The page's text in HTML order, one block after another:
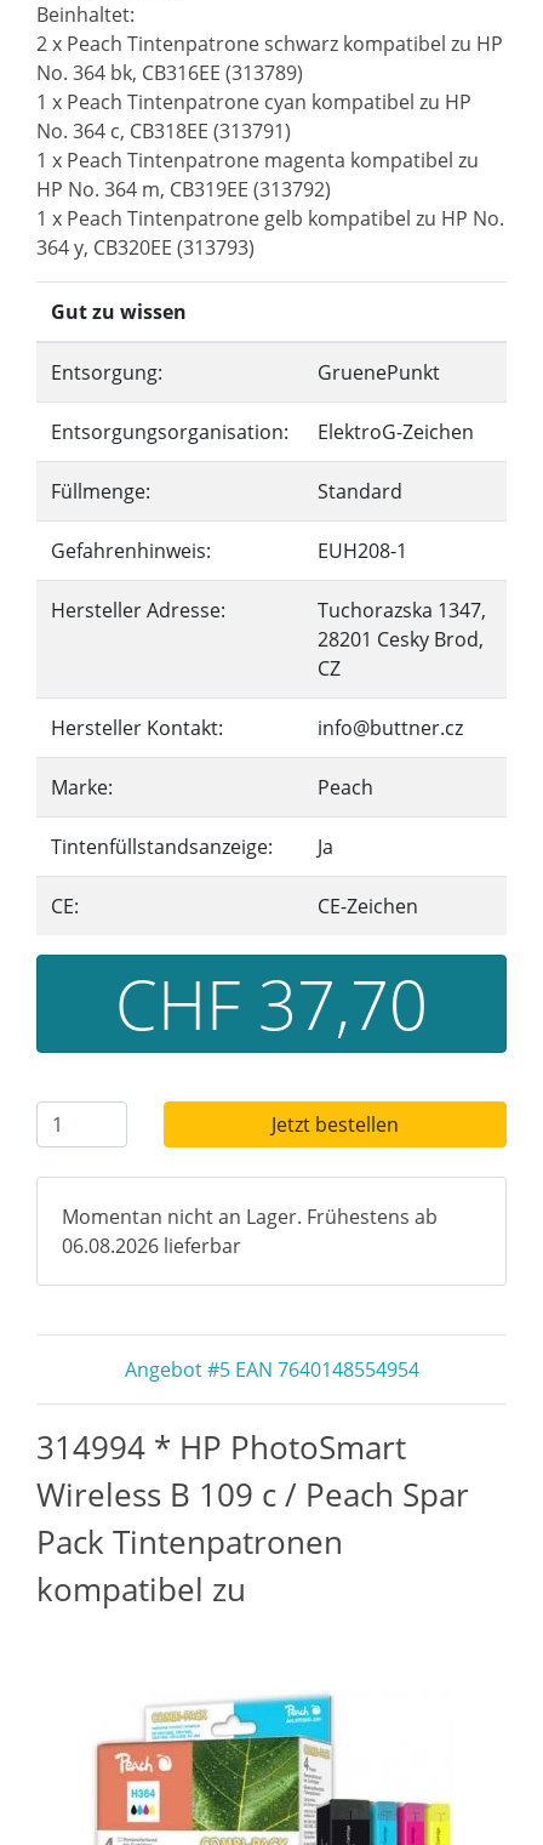
Beinhaltet:
2 x Peach Tintenpatrone schwarz kompatibel zu HP
No. 364 bk, CB316EE (313789)
1 x Peach Tintenpatrone cyan kompatibel zu HP
No. 364 c, CB318EE (313791)
1 x Peach Tintenpatrone magenta kompatibel zu
HP No. 364 m, CB319EE (313792)
1 x Peach Tintenpatrone gelb kompatibel zu HP No.
364 y, CB320EE (313793)
Gut zu wissen
Entsorgung: GruenePunkt
Entsorgungsorganisation: ElektroG-Zeichen
Füllmenge: Standard
Gefahrenhinweis: EUH208-1
Hersteller Adresse:
Tuchorazska 1347,
28201 Cesky Brod,
CZ
Hersteller Kontakt: info@buttner.cz
Marke: Peach
Tintenfüllstandsanzeige: Ja
CE: CE-Zeichen
CHF 37,70
Jetzt bestellen
Momentan nicht an Lager. Frühestens ab
06.08.2026 lieferbar
Angebot #5 EAN 7640148554954
314994 * HP PhotoSmart
Wireless B 109 c / Peach Spar
Pack Tintenpatronen
kompatibel zu